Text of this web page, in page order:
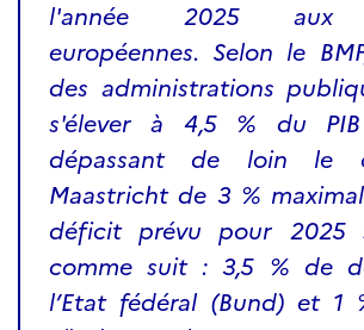
l'année 2025 aux
européennes. Selon le
des administrations
s'élever à 4,5 % du
dépassant de loin le
Maastricht de 3 %
déficit prévu pour 2025
comme suit : 3,5 % de
l’Etat fédéral (Bund) et 1